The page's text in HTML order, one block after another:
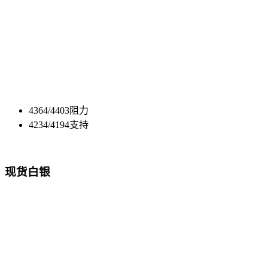
4364/4403阻力
4234/4194支持
现货白银